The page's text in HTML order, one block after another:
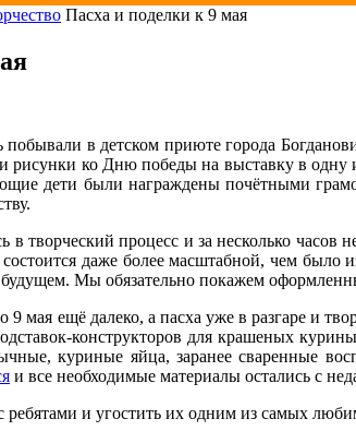
Пасха и поделки к 9 мая
в детском приюте города
рисунки ко Дню победы на выставку в
дети были награждены почётными
в творческий процесс и за несколько
даже более масштабной, чем было
Мы обязательно покажем
мая ещё далеко, а пасха уже в разгаре и
конструкторов для крашеных
куриные яйца, заранее сваренные
и все необходимые материалы остались с
и угостить их одним из самых